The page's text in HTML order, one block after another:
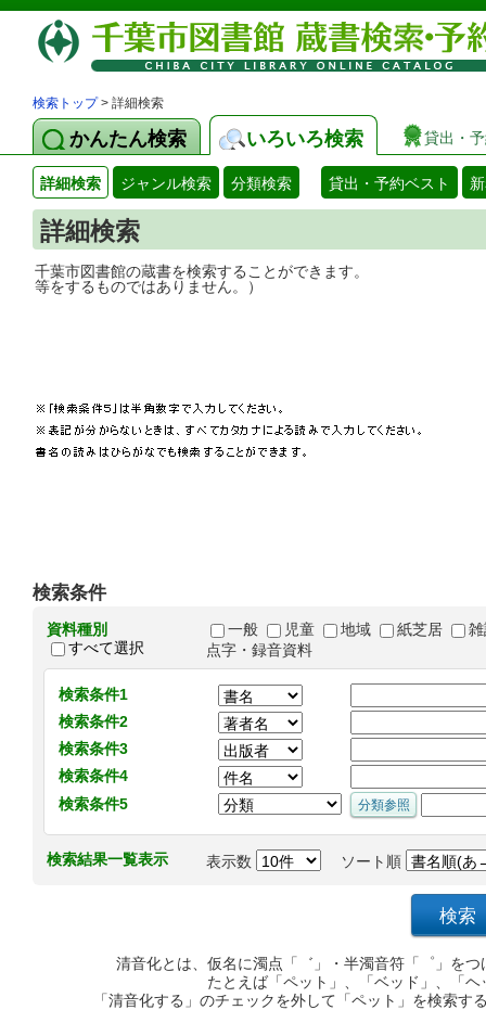
検索トップ> 詳細検索
かんたん検索 いろいろ検索 貸出・
詳細検索 ジャンル検索 分類検索 貸出・予約ベスト
詳細検索
千葉市図書館の蔵書を検索することがで
等をするものではありません。）
検索条件
資料種別
すべて選択
一般 児童 地域 紙芝居
点字・録音資料
検索条件1
検索条件2
検索条件3
検索条件4
検索条件5
検索結果一覧表示 表示数 ソート順
清音化とは、仮名に濁点「゛」・半濁音符「゜」を
たとえば「ペット」、「ベッド」、「
「清音化する」のチェックを外して「ペット」を検索